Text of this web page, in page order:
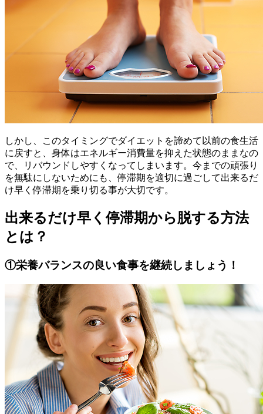
しかし、このタイミングでダイエットを諦めて以前の食生活
に戻すと、身体はエネルギー消費量を抑えた状態のままなの
で、リバウンドしやすくなってしまいます。今までの頑張り
を無駄にしないためにも、停滞期を適切に過ごして出来るだ
け早く停滞期を乗り切る事が大切です。
出来るだけ早く停滞期から脱する方法
とは？
①栄養バランスの良い食事を継続しましょう！